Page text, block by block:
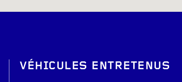
VÉHICULES ENTRETENUS